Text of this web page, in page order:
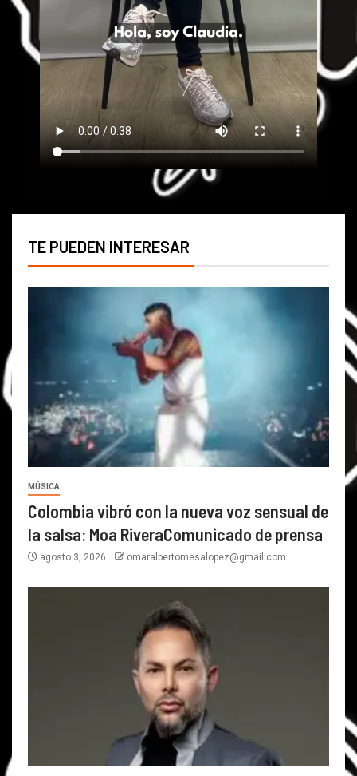
TE PUEDEN INTERESAR
MÚSICA
Colombia vibró con la nueva voz sensual de
la salsa: Moa RiveraComunicado de prensa
agosto 3, 2026 omaralbertomesalopez@gmail.com